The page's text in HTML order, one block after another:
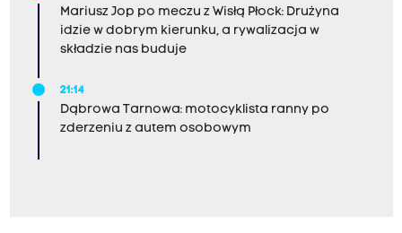
Mariusz Jop po meczu z Wisłą Płock: Drużyna
idzie w dobrym kierunku, a rywalizacja w
składzie nas buduje
21:14
Dąbrowa Tarnowa: motocyklista ranny po
zderzeniu z autem osobowym